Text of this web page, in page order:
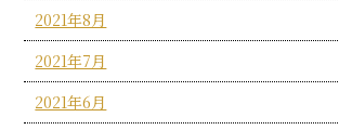
2021年8月
2021年7月
2021年6月